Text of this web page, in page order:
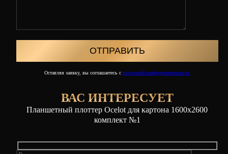
Оставляя заявку, вы соглашаетесь сполитикой конфиденциальности
ВАС ИНТЕРЕСУЕТ
Планшетный плоттер Ocelot для картона 1600х2600
комплект №1